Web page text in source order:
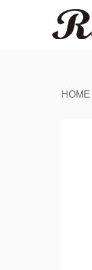
HOME